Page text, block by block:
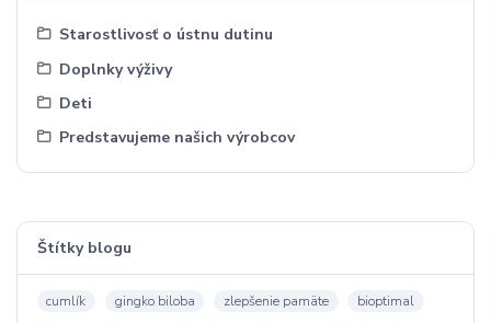
Starostlivosť o ústnu dutinu
Doplnky výživy
Deti
Predstavujeme našich výrobcov
Štítky blogu
cumlík gingko biloba zlepšenie pamäte
bioptimal